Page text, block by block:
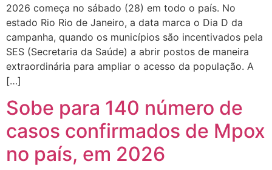
2026 começa no sábado (28) em todo o país. No
estado Rio Rio de Janeiro, a data marca o Dia D da
campanha, quando os municípios são incentivados pela
SES (Secretaria da Saúde) a abrir postos de maneira
extraordinária para ampliar o acesso da população. A
[…]
Sobe para 140 número de
casos confirmados de Mpox
no país, em 2026